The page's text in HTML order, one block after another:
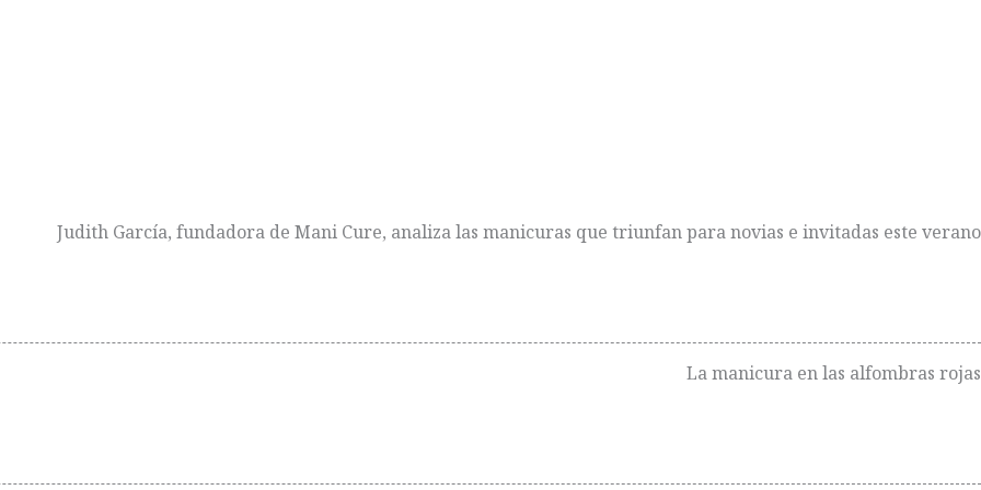
Judith García, fundadora de Mani Cure, analiza las manicuras que triunfan para novias e invitadas este verano
La manicura en las alfombras rojas